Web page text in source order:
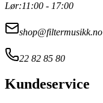
Lør:11:00 - 17:00
shop@filtermusikk.no
22 82 85 80
Kundeservice